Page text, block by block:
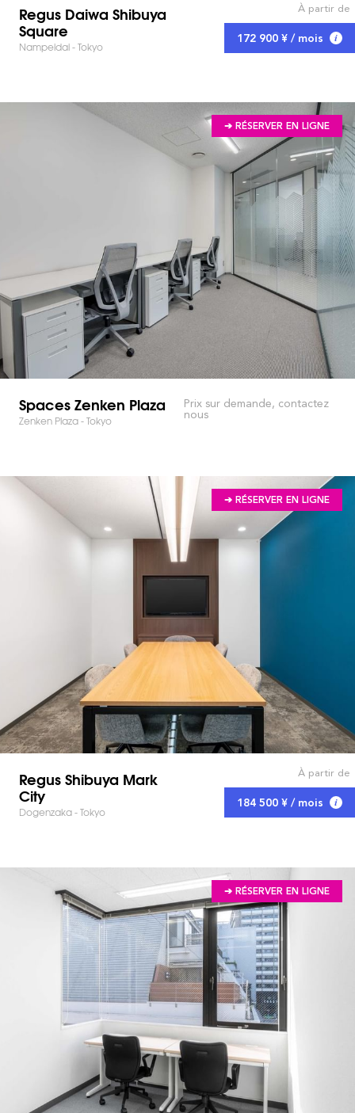
Regus Daiwa Shibuya
Square
Nampeidai - Tokyo
À partir de
172 900 ¥ / mois
➔ RÉSERVER EN LIGNE
Spaces Zenken Plaza
Zenken Plaza - Tokyo
Prix sur demande, contactez
nous
➔ RÉSERVER EN LIGNE
Regus Shibuya Mark
City
Dogenzaka - Tokyo
À partir de
184 500 ¥ / mois
➔ RÉSERVER EN LIGNE